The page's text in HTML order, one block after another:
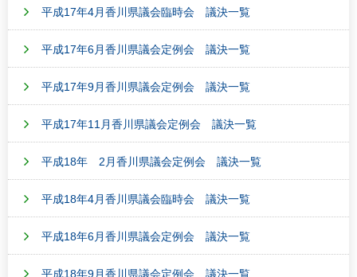
平成17年4月香川県議会臨時会 議決一覧
平成17年6月香川県議会定例会 議決一覧
平成17年9月香川県議会定例会 議決一覧
平成17年11月香川県議会定例会 議決一覧
平成18年 2月香川県議会定例会 議決一覧
平成18年4月香川県議会臨時会 議決一覧
平成18年6月香川県議会定例会 議決一覧
平成18年9月香川県議会定例会 議決一覧